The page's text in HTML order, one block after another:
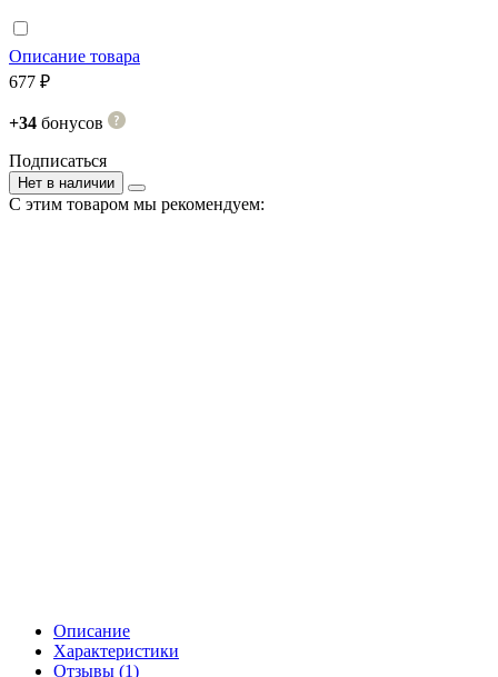
Описание товара
677 ₽
+34 бонусов
Подписаться
Нет в наличии
С этим товаром мы рекомендуем:
Описание
Характеристики
Отзывы (1)